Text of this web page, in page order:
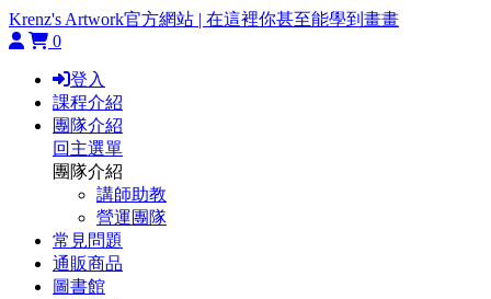
Krenz's Artwork官方網站 | 在這裡你甚至能學到畫畫
0
登入
課程介紹
團隊介紹
回主選單
團隊介紹
講師助教
營運團隊
常見問題
通販商品
圖書館